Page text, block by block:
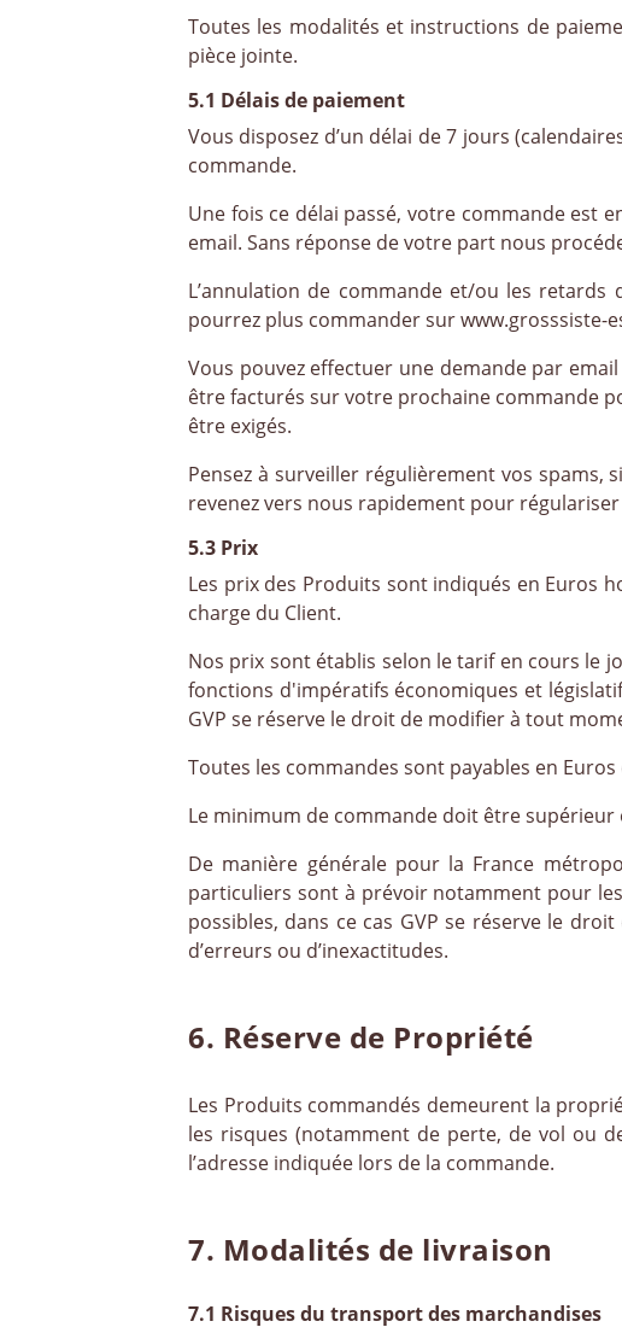
Toutes les modalités et instructions de
pièce jointe.
5.1 Délais de paiement
Vous disposez d’un délai de 7 jours
commande.
Une fois ce délai passé, votre commande est
email. Sans réponse de votre part nous
L’annulation de commande et/ou les
pourrez plus commander sur www.grosssiste-
Vous pouvez effectuer une demande par
être facturés sur votre prochaine commande
être exigés.
Pensez à surveiller régulièrement vos spams,
revenez vers nous rapidement pour
5.3 Prix
Les prix des Produits sont indiqués en Euros
charge du Client.
Nos prix sont établis selon le tarif en cours le
fonctions d'impératifs économiques et
GVP se réserve le droit de modifier à tout
Toutes les commandes sont payables en
Le minimum de commande doit être supérieur
De manière générale pour la France
particuliers sont à prévoir notamment pour
possibles, dans ce cas GVP se réserve le
d’erreurs ou d’inexactitudes.
6. Réserve de Propriété
Les Produits commandés demeurent la
les risques (notamment de perte, de vol ou
l’adresse indiquée lors de la commande.
7. Modalités de livraison
7.1 Risques du transport des marchandises